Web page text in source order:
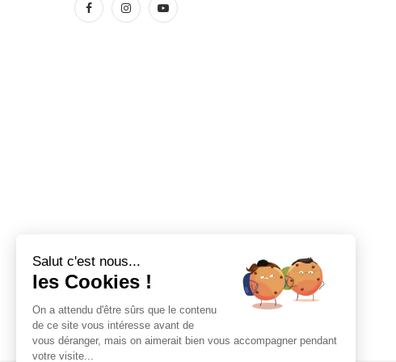
Salut c'est nous...
les Cookies !
On a attendu d'être sûrs que le contenu
de ce site vous intéresse avant de
vous déranger, mais on aimerait bien vous accompagner pendant
votre visite...